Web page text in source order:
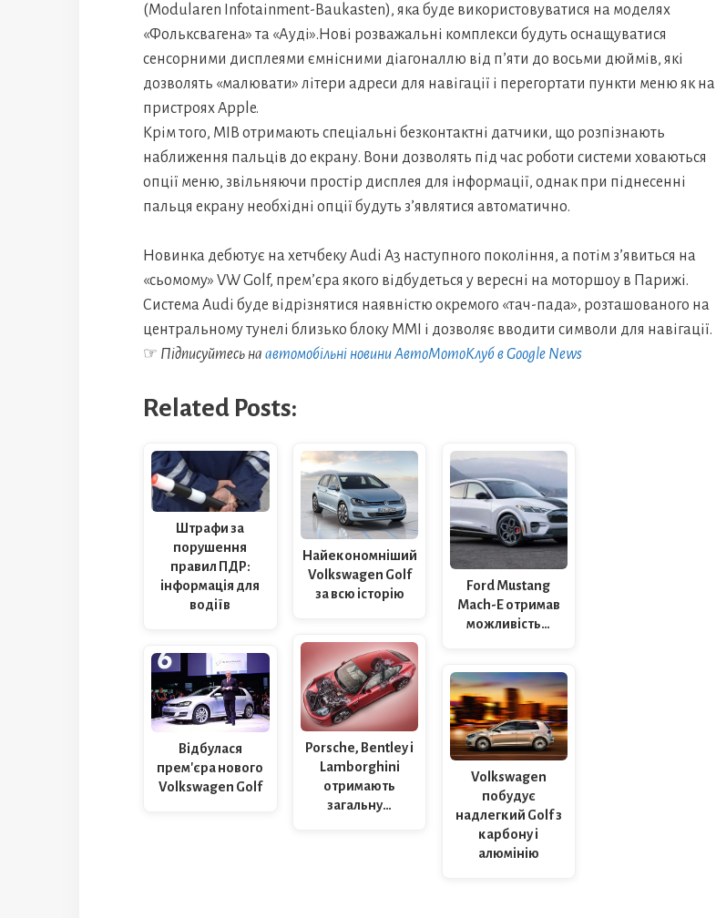
(Modularen Infotainment-Вaukasten), яка буде використовуватися на моделях
«Фольксвагена» та «Ауді».Нові розважальні комплекси будуть оснащуватися
сенсорними дисплеями ємнісними діагоналлю від п’яти до восьми дюймів, які
дозволять «малювати» літери адреси для навігації і перегортати пункти меню як на
пристроях Apple.
Крім того, MIB отримають спеціальні безконтактні датчики, що розпізнають
наближення пальців до екрану. Вони дозволять під час роботи системи ховаються
опції меню, звільняючи простір дисплея для інформації, однак при піднесенні
пальця екрану необхідні опції будуть з’являтися автоматично.
Новинка дебютує на хетчбеку Audi A3 наступного покоління, а потім з’явиться на
«сьомому» VW Golf, прем’єра якого відбудеться у вересні на моторшоу в Парижі.
Система Audi буде відрізнятися наявністю окремого «тач-пада», розташованого на
центральному тунелі близько блоку MMI і дозволяє вводити символи для навігації.
☞ Підписуйтесь на автомобільні новини АвтоМотоКлуб в Google News
Related Posts:
Штрафи за
порушення
правил ПДР:
інформація для
водіїв
Відбулася
прем'єра нового
Volkswagen Golf
Найекономніший
Volkswagen Golf
за всю історію
Porsche, Bentley і
Lamborghini
отримають
загальну…
Ford Mustang
Mach-E отримав
можливість…
Volkswagen
побудує
надлегкий Golf з
карбону і
алюмінію